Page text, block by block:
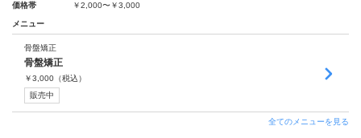
価格帯
￥2,000〜￥3,000
メニュー
骨盤矯正
骨盤矯正
￥3,000 （税込）
販売中
全てのメニューを見る